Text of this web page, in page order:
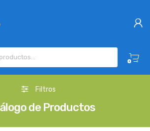
0
Filtros
de Productos